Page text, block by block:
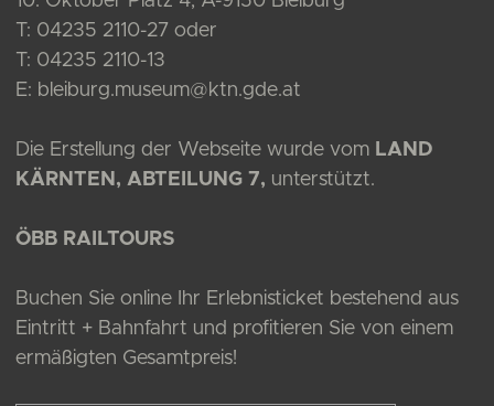
T: 04235 2110-27 oder
T: 04235 2110-13
E: bleiburg.museum@ktn.gde.at
Die Erstellung der Webseite wurde vomLAND
KÄRNTEN, ABTEILUNG 7, unterstützt.
ÖBB RAILTOURS
Buchen Sie online Ihr Erlebnisticket bestehend aus
Eintritt + Bahnfahrt und profitieren Sie von einem
ermäßigten Gesamtpreis!